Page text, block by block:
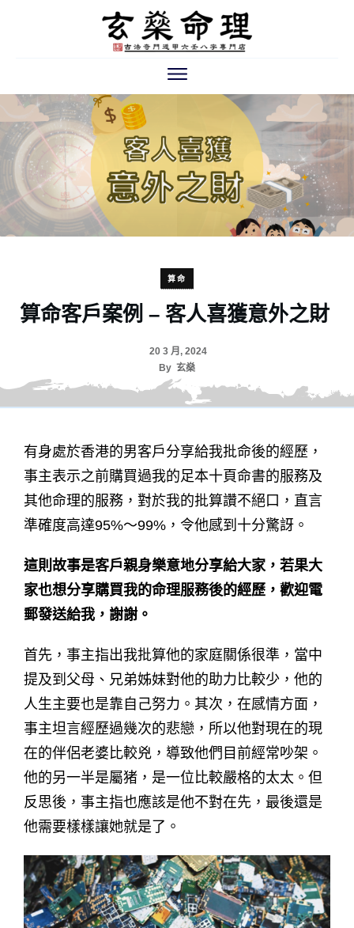
算命
算命客戶案例 – 客人喜獲意外之財
20 3 月, 2024
By 玄燊
有身處於香港的男客戶分享給我批命後的經歷，
事主表示之前購買過我的足本十頁命書的服務及
其他命理的服務，對於我的批算讚不絕口，直言
準確度高達95%～99%，令他感到十分驚訝。
這則故事是客戶親身樂意地分享給大家，若果大
家也想分享購買我的命理服務後的經歷，歡迎電
郵發送給我，謝謝。
首先，事主指出我批算他的家庭關係很準，當中
提及到父母、兄弟姊妹對他的助力比較少，他的
人生主要也是靠自己努力。其次，在感情方面，
事主坦言經歷過幾次的悲戀，所以他對現在的現
在的伴侶老婆比較兇，導致他們目前經常吵架。
他的另一半是屬猪，是一位比較嚴格的太太。但
反思後，事主指也應該是他不對在先，最後還是
他需要樣樣讓她就是了。